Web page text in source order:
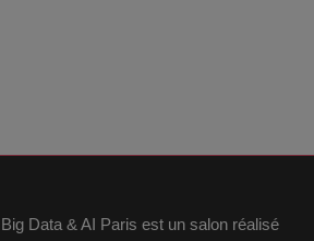
Big Data & AI Paris est un salon réalisé